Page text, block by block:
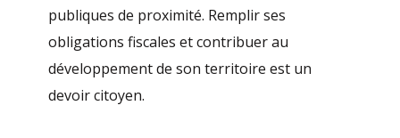
publiques de proximité. Remplir ses
obligations fiscales et contribuer au
développement de son territoire est un
devoir citoyen.